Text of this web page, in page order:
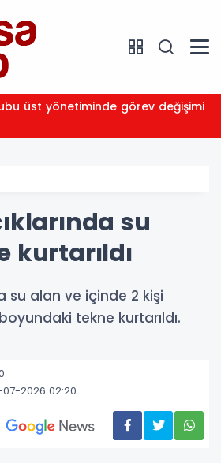
üst yönetiminde görev değişimi
su
kurtarıldı
su alan ve içinde 2 kişi
tekne kurtarıldı.
2026 02:20